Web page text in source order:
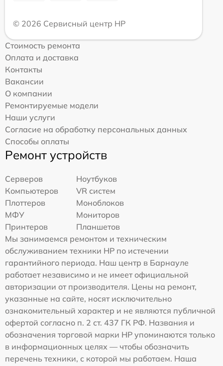
© 2026 Сервисный центр HP
Стоимость ремонта
Оплата и доставка
Контакты
Вакансии
О компании
Ремонтируемые модели
Наши услуги
Согласие на обработку персональных данных
Способы оплаты
Ремонт устройств
Серверов
Ноутбуков
Компьютеров
VR систем
Плоттеров
Моноблоков
МФУ
Мониторов
Принтеров
Планшетов
Мы занимаемся ремонтом и техническим
обслуживанием техники HP по истечении
гарантийного периода. Наш центр в Барнауле
работает независимо и не имеет официальной
авторизации от производителя. Цены на ремонт,
указанные на сайте, носят исключительно
ознакомительный характер и не являются публичной
офертой согласно п. 2 ст. 437 ГК РФ. Названия и
обозначения торговой марки HP упоминаются только
в информационных целях — чтобы обозначить
перечень техники, с которой мы работаем. Наша